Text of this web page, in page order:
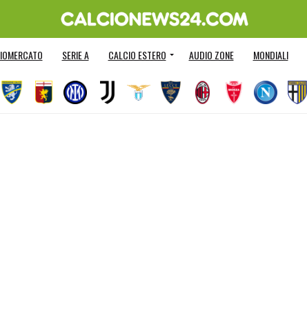
SERIE A CALCIO ESTERO AUDIO ZONE MONDIALI